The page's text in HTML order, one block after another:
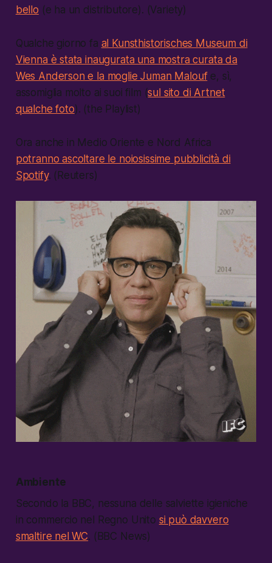
bello (e ha un distributore). (Variety)
Qualche giorno fa al Kunsthistorisches Museum di
Vienna è stata inaugurata una mostra curata da
Wes Anderson e la moglie Juman Maloufe, sì,
assomiglia molto ai suoi film (sul sito di Artnet
qualche foto). (the Playlist)
Ora anche in Medio Oriente e Nord Africa
potranno ascoltare le noiosissime pubblicità di
Spotify. (Reuters)
Ambiente
Secondo la BBC, nessuna delle salviette igieniche
in commercio nel Regno Unito si può davvero
smaltire nel WC. (BBC News)